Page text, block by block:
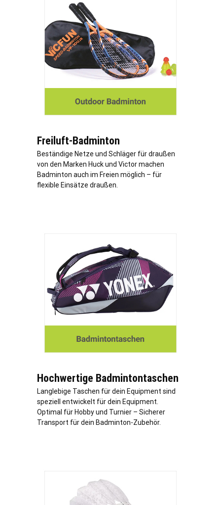
Freiluft-Badminton
Beständige Netze und Schläger für draußen
von den Marken Huck und Victor machen
Badminton auch im Freien möglich – für
flexible Einsätze draußen.
Hochwertige Badmintontaschen
Langlebige Taschen für dein Equipment sind
speziell entwickelt für dein Equipment.
Optimal für Hobby und Turnier – Sicherer
Transport für dein Badminton-Zubehör.